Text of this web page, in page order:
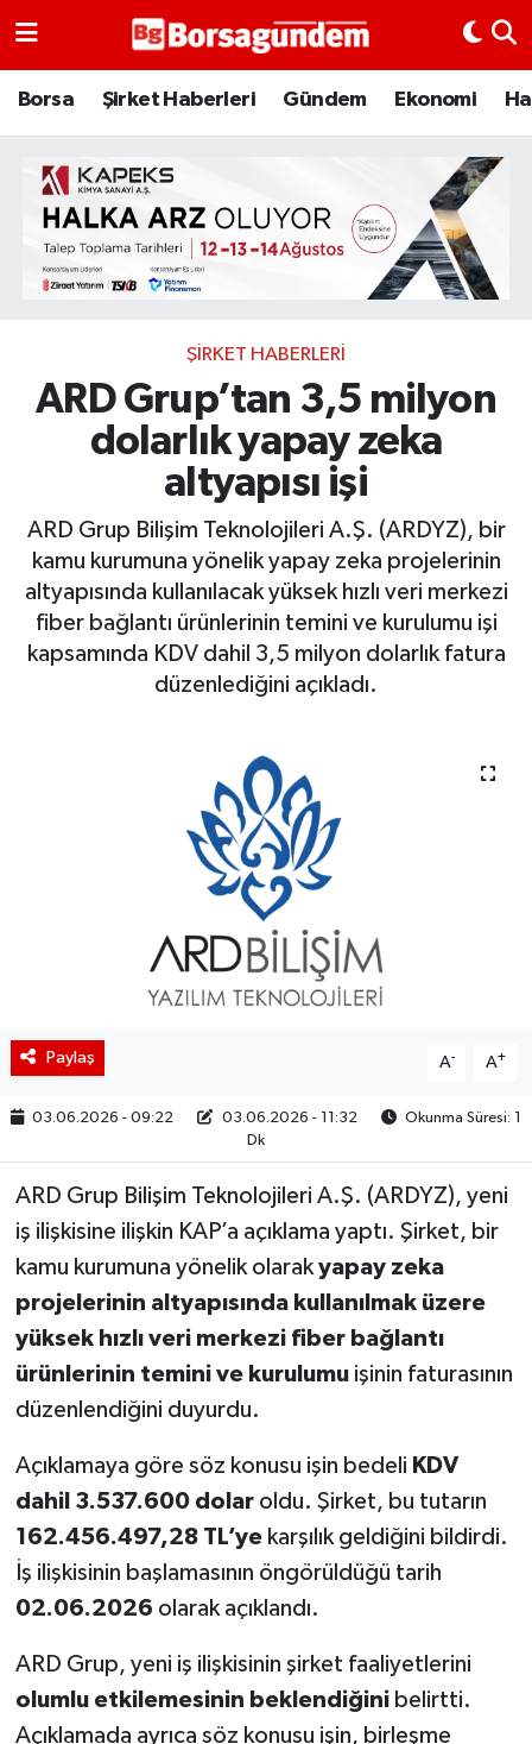
Borsa Şirket Haberleri Gündem Ekonomi
ŞIRKET HABERLERI
ARD Grup’tan 3,5 milyon
dolarlık yapay zeka
altyapısı işi
ARD Grup Bilişim Teknolojileri A.Ş. (ARDYZ), bir
kamu kurumuna yönelik yapay zeka projelerinin
altyapısında kullanılacak yüksek hızlı veri merkezi
fiber bağlantı ürünlerinin temini ve kurulumu işi
kapsamında KDV dahil 3,5 milyon dolarlık fatura
düzenlediğini açıkladı.
Paylaş A- A+
03.06.2026 - 09:22 03.06.2026 - 11:32
Okunma Süresi: 1
Dk
ARD Grup Bilişim Teknolojileri A.Ş. (ARDYZ), yeni
iş ilişkisine ilişkin KAP’a açıklama yaptı. Şirket, bir
kamu kurumuna yönelik olarak yapay zeka
projelerinin altyapısında kullanılmak üzere
yüksek hızlı veri merkezi fiber bağlantı
ürünlerinin temini ve kurulumuişinin faturasının
düzenlendiğini duyurdu.
Açıklamaya göre söz konusu işin bedeli KDV
dahil 3.537.600 dolaroldu. Şirket, bu tutarın
162.456.497,28 TL’yekarşılık geldiğini bildirdi.
İş ilişkisinin başlamasının öngörüldüğü tarih
02.06.2026 olarak açıklandı.
ARD Grup, yeni iş ilişkisinin şirket faaliyetlerini
olumlu etkilemesinin beklendiğinibelirtti.
Açıklamada ayrıca söz konusu işin, birleşme
Borsa
Emtia
Galeri
Bitcoin
Şirket Haberleri
BIST 100 Isı Haritası
Coin Isı Haritası
Ekonomik Takvim
Kiripto Para Piyasası
Gizlilik Sözleşmesi